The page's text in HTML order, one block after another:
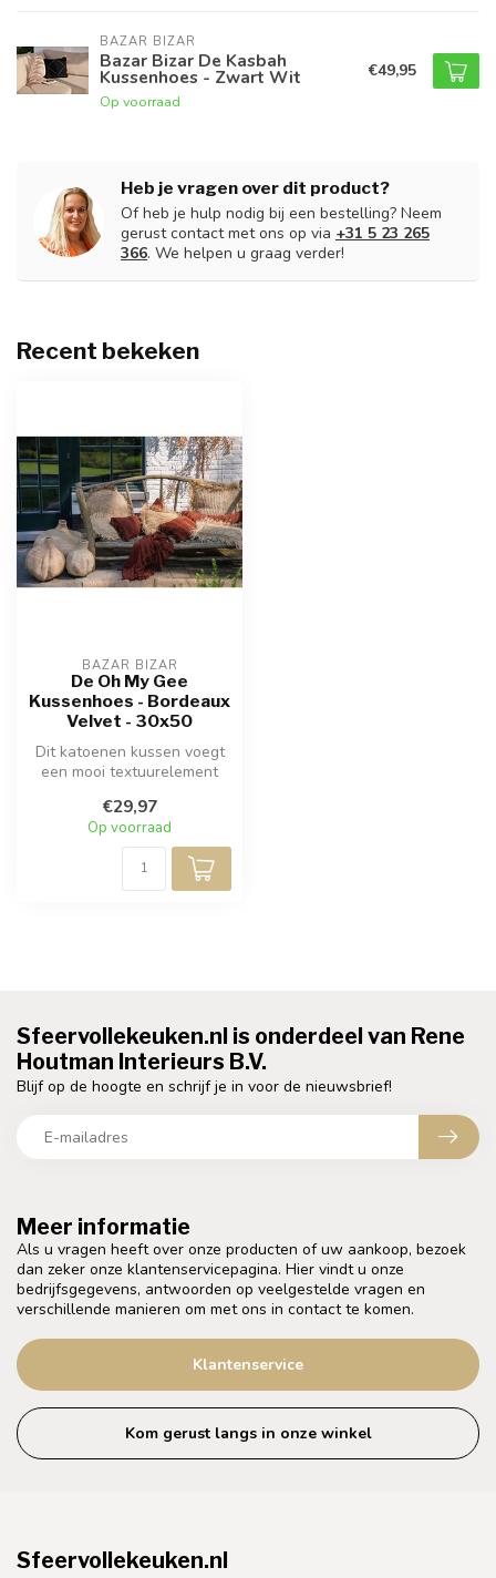
BAZAR BIZAR
Bazar Bizar De Kasbah
Kussenhoes - Zwart Wit
Op voorraad
€49,95
Heb je vragen over dit product?
Of heb je hulp nodig bij een bestelling? Neem
gerust contact met ons op via +31 5 23 265
366. We helpen u graag verder!
Recent bekeken
BAZAR BIZAR
De Oh My Gee
Kussenhoes - Bordeaux
Velvet - 30x50
Dit katoenen kussen voegt
een mooi textuurelement
onm...
€29,97
Op voorraad
Meer informatie
Als u vragen heeft over onze producten of uw aankoop, bezoek
dan zeker onze klantenservicepagina. Hier vindt u onze
bedrijfsgegevens, antwoorden op veelgestelde vragen en
verschillende manieren om met ons in contact te komen.
Klantenservice
Kom gerust langs in onze winkel
Sfeervollekeuken.nl is onderdeel van Rene
Houtman Interieurs B.V.
Blijf op de hoogte en schrijf je in voor de nieuwsbrief!
Sfeervollekeuken.nl